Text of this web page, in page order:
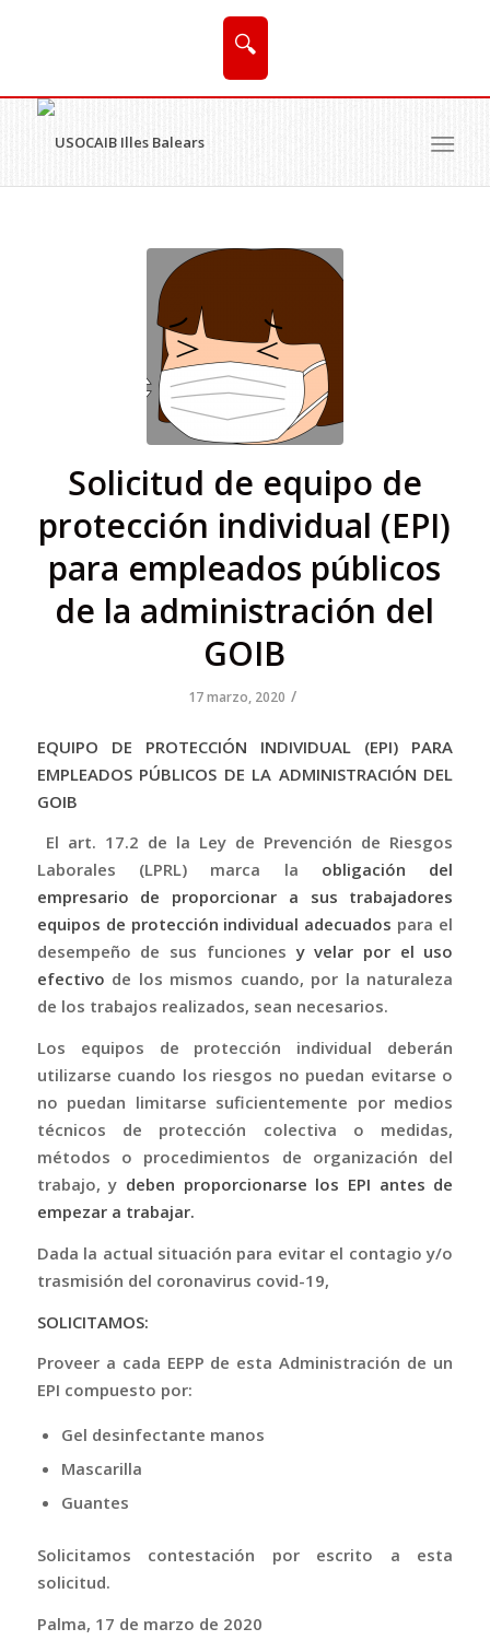
🔍
Solicitud de equipo de
protección individual (EPI)
para empleados públicos
de la administración del
GOIB
17 marzo, 2020 /
EQUIPO DE PROTECCIÓN INDIVIDUAL (EPI) PARA
EMPLEADOS PÚBLICOS DE LA ADMINISTRACIÓN DEL
GOIB
El art. 17.2 de la Ley de Prevención de Riesgos
Laborales (LPRL) marca la obligación del
empresario de proporcionar a sus trabajadores
equipos de protección individual adecuados para el
desempeño de sus funcionesy velar por el uso
efectivo de los mismos cuando, por la naturaleza
de los trabajos realizados, sean necesarios.
Los equipos de protección individual deberán
utilizarse cuando los riesgos no puedan evitarse o
no puedan limitarse suficientemente por medios
técnicos de protección colectiva o medidas,
métodos o procedimientos de organización del
trabajo, y deben proporcionarse los EPI antes de
empezar a trabajar.
Dada la actual situación para evitar el contagio y/o
trasmisión del coronavirus covid-19,
SOLICITAMOS:
Proveer a cada EEPP de esta Administración de un
EPI compuesto por:
Gel desinfectante manos
Mascarilla
Guantes
Solicitamos contestación por escrito a esta
solicitud.
Palma, 17 de marzo de 2020